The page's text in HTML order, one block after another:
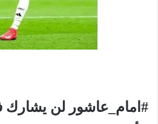
#امام_عاشور لن يشارك